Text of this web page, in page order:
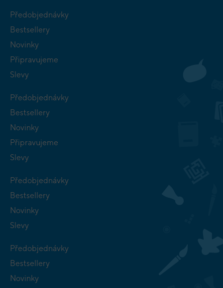
Předobjednávky
Bestsellery
Novinky
Připravujeme
Slevy
Předobjednávky
Bestsellery
Novinky
Připravujeme
Slevy
Předobjednávky
Bestsellery
Novinky
Slevy
Předobjednávky
Bestsellery
Novinky